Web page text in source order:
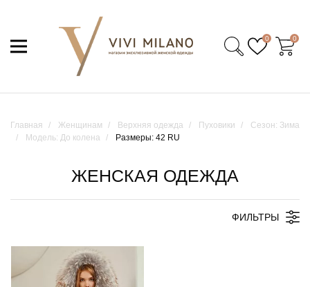
0 0
Главная Женщинам Верхняя одежда Пуховики
Сезон: Зима
Модель: До колена
Размеры: 42 RU
ЖЕНСКАЯ ОДЕЖДА
ФИЛЬТРЫ